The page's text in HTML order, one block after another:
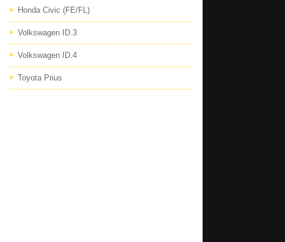
Honda Civic (FE/FL)
Volkswagen ID.3
Volkswagen ID.4
Toyota Prius